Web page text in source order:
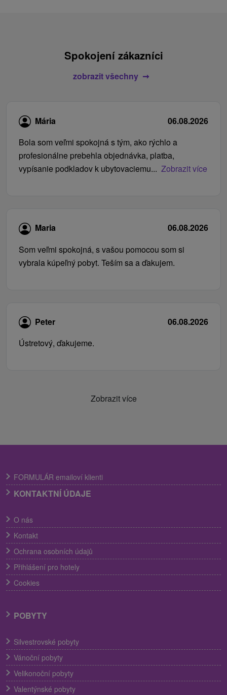
Spokojení zákazníci
zobrazit všechny
Mária
06.08.2026
Bola som veľmi spokojná s tým, ako rýchlo a
profesionálne prebehla objednávka, platba,
vypísanie podkladov k ubytovaciemu... Zobrazit více
Maria
06.08.2026
Som veľmi spokojná, s vašou pomocou som si
vybrala kúpeľný pobyt. Teším sa a ďakujem.
Peter
06.08.2026
Ústretový, ďakujeme.
Zobrazit více
FORMULÁR emailoví klienti
KONTAKTNÍ ÚDAJE
O nás
Kontakt
Ochrana osobních údajů
Přihlášení pro hotely
Cookies
POBYTY
Silvestrovské pobyty
Vánoční pobyty
Velikonoční pobyty
Valentýnské pobyty